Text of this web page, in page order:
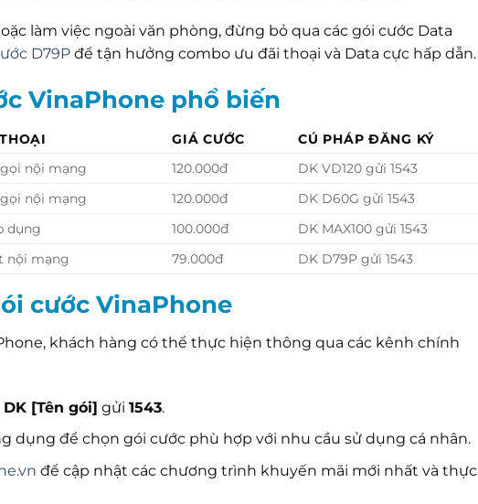
làm việc ngoài văn phòng, đừng bỏ qua các gói cước Data
D79P để tận hưởng combo ưu đãi thoại và Data cực hấp dẫn.
VinaPhone phổ biến
GIÁ CƯỚC
CÚ PHÁP ĐĂNG KÝ
nội mạng 120.000đ
DK VD120 gửi 1543
nội mạng 120.000đ
DK D60G gửi 1543
dụng 100.000đ
DK MAX100 gửi 1543
nội mạng 79.000đ DK D79P gửi 1543
cước VinaPhone
khách hàng có thể thực hiện thông qua các kênh chính
DK [Tên gói] gửi 1543.
dụng để chọn gói cước phù hợp với nhu cầu sử dụng cá nhân.
để cập nhật các chương trình khuyến mãi mới nhất và thực